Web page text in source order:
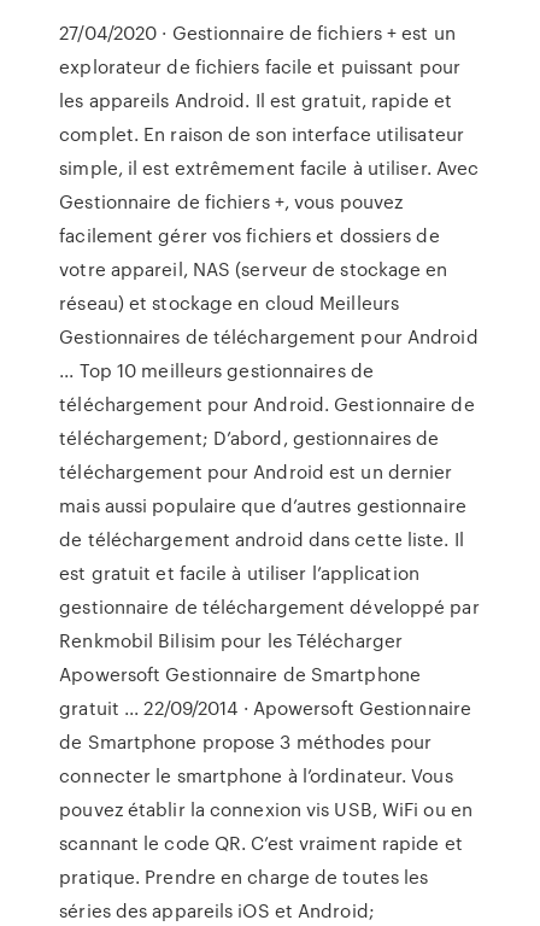
27/04/2020 · Gestionnaire de fichiers + est un
explorateur de fichiers facile et puissant pour
les appareils Android. Il est gratuit, rapide et
complet. En raison de son interface utilisateur
simple, il est extrêmement facile à utiliser. Avec
Gestionnaire de fichiers +, vous pouvez
facilement gérer vos fichiers et dossiers de
votre appareil, NAS (serveur de stockage en
réseau) et stockage en cloud Meilleurs
Gestionnaires de téléchargement pour Android
... Top 10 meilleurs gestionnaires de
téléchargement pour Android. Gestionnaire de
téléchargement; D’abord, gestionnaires de
téléchargement pour Android est un dernier
mais aussi populaire que d’autres gestionnaire
de téléchargement android dans cette liste. Il
est gratuit et facile à utiliser l’application
gestionnaire de téléchargement développé par
Renkmobil Bilisim pour les Télécharger
Apowersoft Gestionnaire de Smartphone
gratuit ... 22/09/2014 · Apowersoft Gestionnaire
de Smartphone propose 3 méthodes pour
connecter le smartphone à l’ordinateur. Vous
pouvez établir la connexion vis USB, WiFi ou en
scannant le code QR. C’est vraiment rapide et
pratique. Prendre en charge de toutes les
séries des appareils iOS et Android;